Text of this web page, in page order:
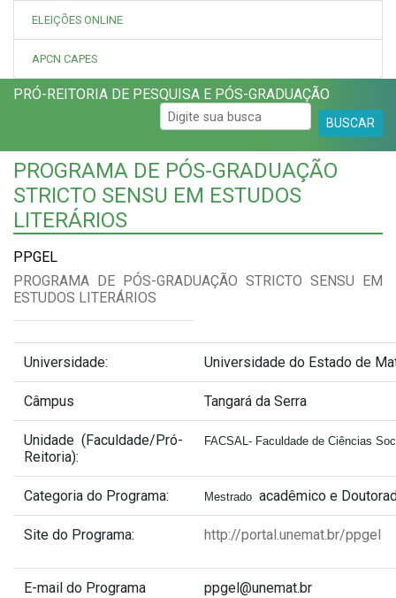
ELEIÇÕES ONLINE
APCN CAPES
PRÓ-REITORIA DE PESQUISA E PÓS-GRADUAÇÃO
BUSCAR
PROGRAMA DE PÓS-GRADUAÇÃO
STRICTO SENSU EM ESTUDOS
LITERÁRIOS
PPGEL
PROGRAMA DE PÓS-GRADUAÇÃO STRICTO SENSU EM
ESTUDOS LITERÁRIOS
Universidade: Universidade do Estado de
Câmpus Tangará da Serra
Unidade (Faculdade/Pró-
Reitoria):
FACSAL- Faculdade de Ciências
Categoria do Programa: Mestrado acadêmico e
Site do Programa: http://portal.unemat.br/ppgel
E-mail do Programa ppgel@unemat.br